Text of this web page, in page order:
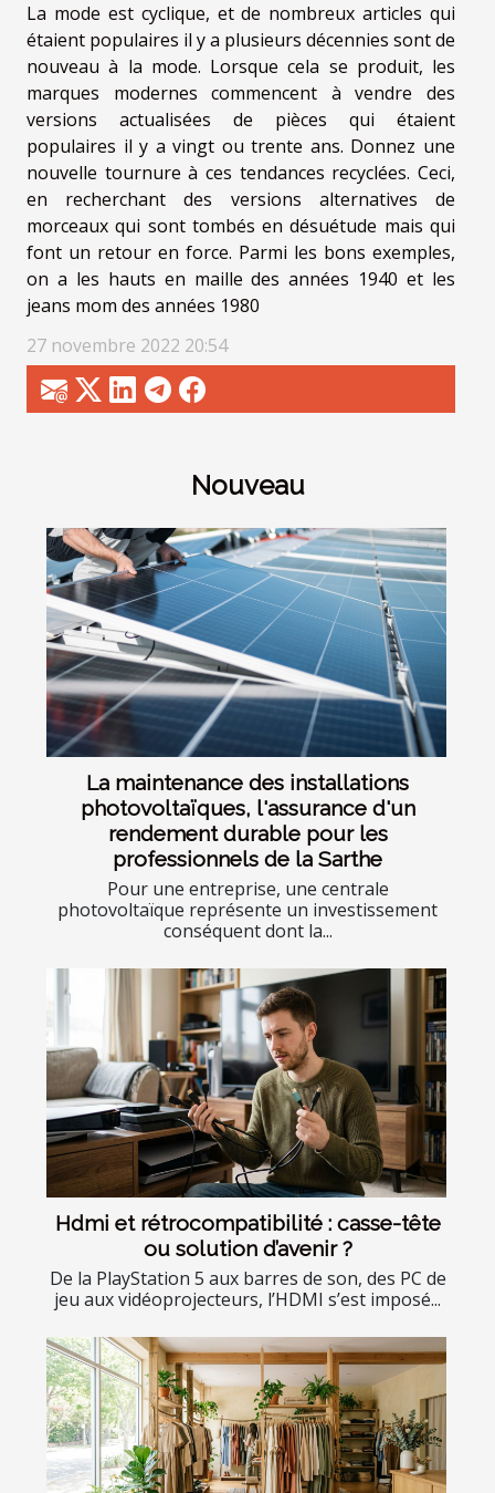
La mode est cyclique, et de nombreux articles qui
étaient populaires il y a plusieurs décennies sont de
nouveau à la mode. Lorsque cela se produit, les
marques modernes commencent à vendre des
versions actualisées de pièces qui étaient
populaires il y a vingt ou trente ans. Donnez une
nouvelle tournure à ces tendances recyclées. Ceci,
en recherchant des versions alternatives de
morceaux qui sont tombés en désuétude mais qui
font un retour en force. Parmi les bons exemples,
on a les hauts en maille des années 1940 et les
jeans mom des années 1980
27 novembre 2022 20:54
Nouveau
La maintenance des installations
photovoltaïques, l'assurance d'un
rendement durable pour les
professionnels de la Sarthe
Pour une entreprise, une centrale
photovoltaïque représente un investissement
conséquent dont la...
Hdmi et rétrocompatibilité : casse-tête
ou solution d’avenir ?
De la PlayStation 5 aux barres de son, des PC de
jeu aux vidéoprojecteurs, l’HDMI s’est imposé...